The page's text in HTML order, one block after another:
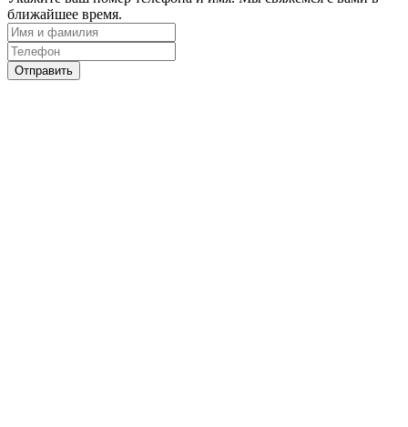
ближайшее время.
Отправить